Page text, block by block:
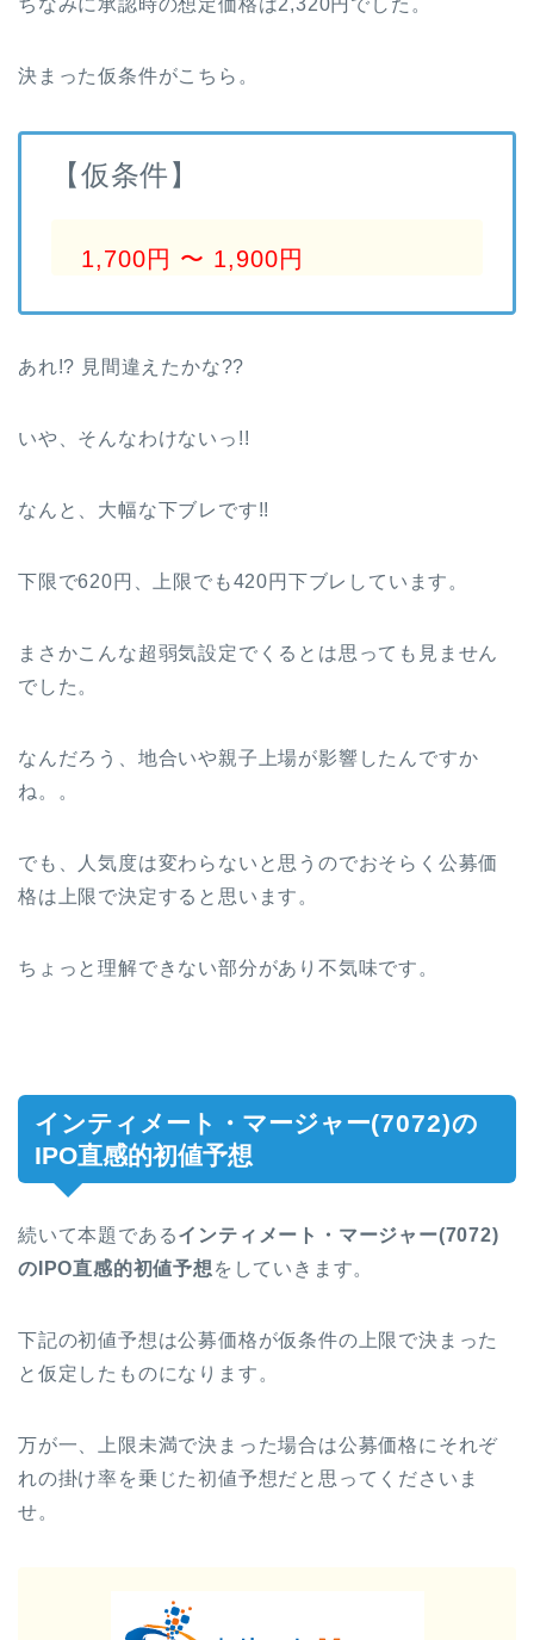
決まった仮条件がこちら。
【仮条件】
1,700円 〜 1,900円
あれ!? 見間違えたかな??
いや、そんなわけないっ!!
なんと、大幅な下ブレです!!
下限で620円、上限でも420円下ブレしています。
まさかこんな超弱気設定でくるとは思っても見ません
でした。
なんだろう、地合いや親子上場が影響したんですか
ね。。
でも、人気度は変わらないと思うのでおそらく公募価
格は上限で決定すると思います。
ちょっと理解できない部分があり不気味です。
インティメート・マージャー(7072)の
IPO直感的初値予想
続いて本題であるインティメート・マージャー(7072)
のIPO直感的初値予想 をしていきます。
下記の初値予想は公募価格が仮条件の上限で決まった
と仮定したものになります。
万が一、上限未満で決まった場合は公募価格にそれぞ
れの掛け率を乗じた初値予想だと思ってくださいま
せ。